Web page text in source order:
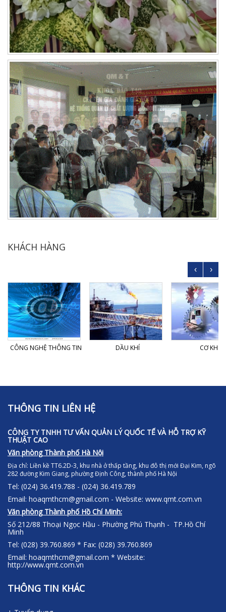
KHÁCH HÀNG
›
‹
CÔNG NGHỆ THÔNG TIN DẦU KHÍ CƠ KHÍ
THÔNG TIN LIÊN HỆ
CÔNG TY TNHH TƯ VẤN QUẢN LÝ QUỐC TẾ VÀ HỖ TRỢ KỸ
THUẬT CAO
Văn phòng Thành phố Hà Nội
Địa chỉ: Liền kề TT6.2D-3, khu nhà ở thấp tầng, khu đô thị mới Đại Kim, ngõ
282 đường Kim Giang, phường Định Công, thành phố Hà Nội
Tel: (024) 36.419.788 - (024) 36.419.789
Email: hoaqmthcm@gmail.com - Website: www.qmt.com.vn
Văn phòng Thành phố Hồ Chí Minh:
Số 212/88 Thoại Ngọc Hầu - Phường Phú Thạnh - TP.Hồ Chí
Minh
Tel: (028) 39.760.869 * Fax: (028) 39.760.869
Email: hoaqmthcm@gmail.com * Website:
http://www.qmt.com.vn
THÔNG TIN KHÁC